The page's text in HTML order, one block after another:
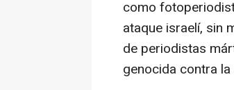
como
ataque israelí, sin
de periodistas
genocida contra